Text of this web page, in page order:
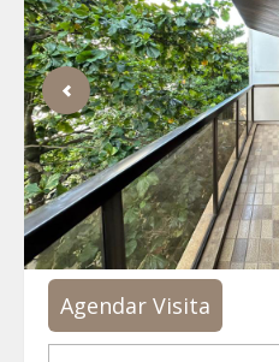
Agendar Visita